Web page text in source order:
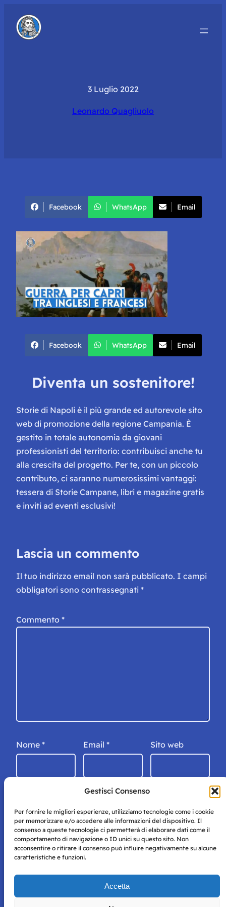
Gestisci Consenso
Per fornire le migliori esperienze, utilizziamo tecnologie come i cookie
per memorizzare e/o accedere alle informazioni del dispositivo. Il
consenso a queste tecnologie ci permetterà di elaborare dati come il
comportamento di navigazione o ID unici su questo sito. Non
acconsentire o ritirare il consenso può influire negativamente su alcune
caratteristiche e funzioni.
Accetta
3 Luglio 2022
Leonardo Quagliuolo
Facebook WhatsApp Email
Facebook WhatsApp Email
Diventa un sostenitore!
Storie di Napoli è il più grande ed autorevole sito
web di promozione della regione Campania. È
gestito in totale autonomia da giovani
professionisti del territorio: contribuisci anche tu
alla crescita del progetto. Per te, con un piccolo
contributo, ci saranno numerosissimi vantaggi:
tessera di Storie Campane, libri e magazine gratis
e inviti ad eventi esclusivi!
Lascia un commento
Il tuo indirizzo email non sarà pubblicato. I campi
obbligatori sono contrassegnati *
Commento *
Nome * Email * Sito web
Storie di Napoli è una testata registrata presso il tribunale di